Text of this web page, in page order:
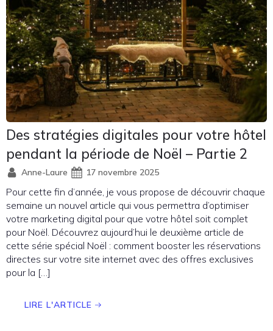
Des stratégies digitales pour votre hôtel
pendant la période de Noël – Partie 2
Anne-Laure 17 novembre 2025
Pour cette fin d’année, je vous propose de découvrir chaque
semaine un nouvel article qui vous permettra d’optimiser
votre marketing digital pour que votre hôtel soit complet
pour Noël. Découvrez aujourd’hui le deuxième article de
cette série spécial Noël : comment booster les réservations
directes sur votre site internet avec des offres exclusives
pour la […]
LIRE L'ARTICLE